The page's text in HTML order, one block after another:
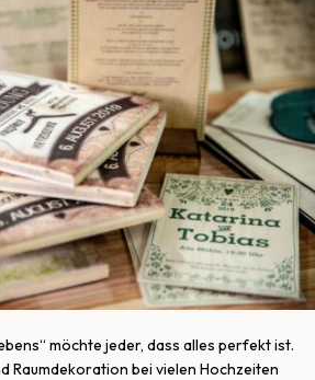
möchte jeder, dass alles perfekt ist.
Raumdekoration bei vielen Hochzeiten